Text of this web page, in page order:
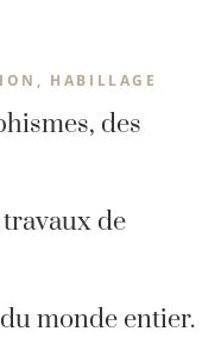
HABILLAGE
des
de
monde entier.